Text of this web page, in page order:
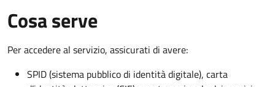
Cosa serve
Per accedere al servizio, assicurati di avere:
SPID (sistema pubblico di identità digitale), carta